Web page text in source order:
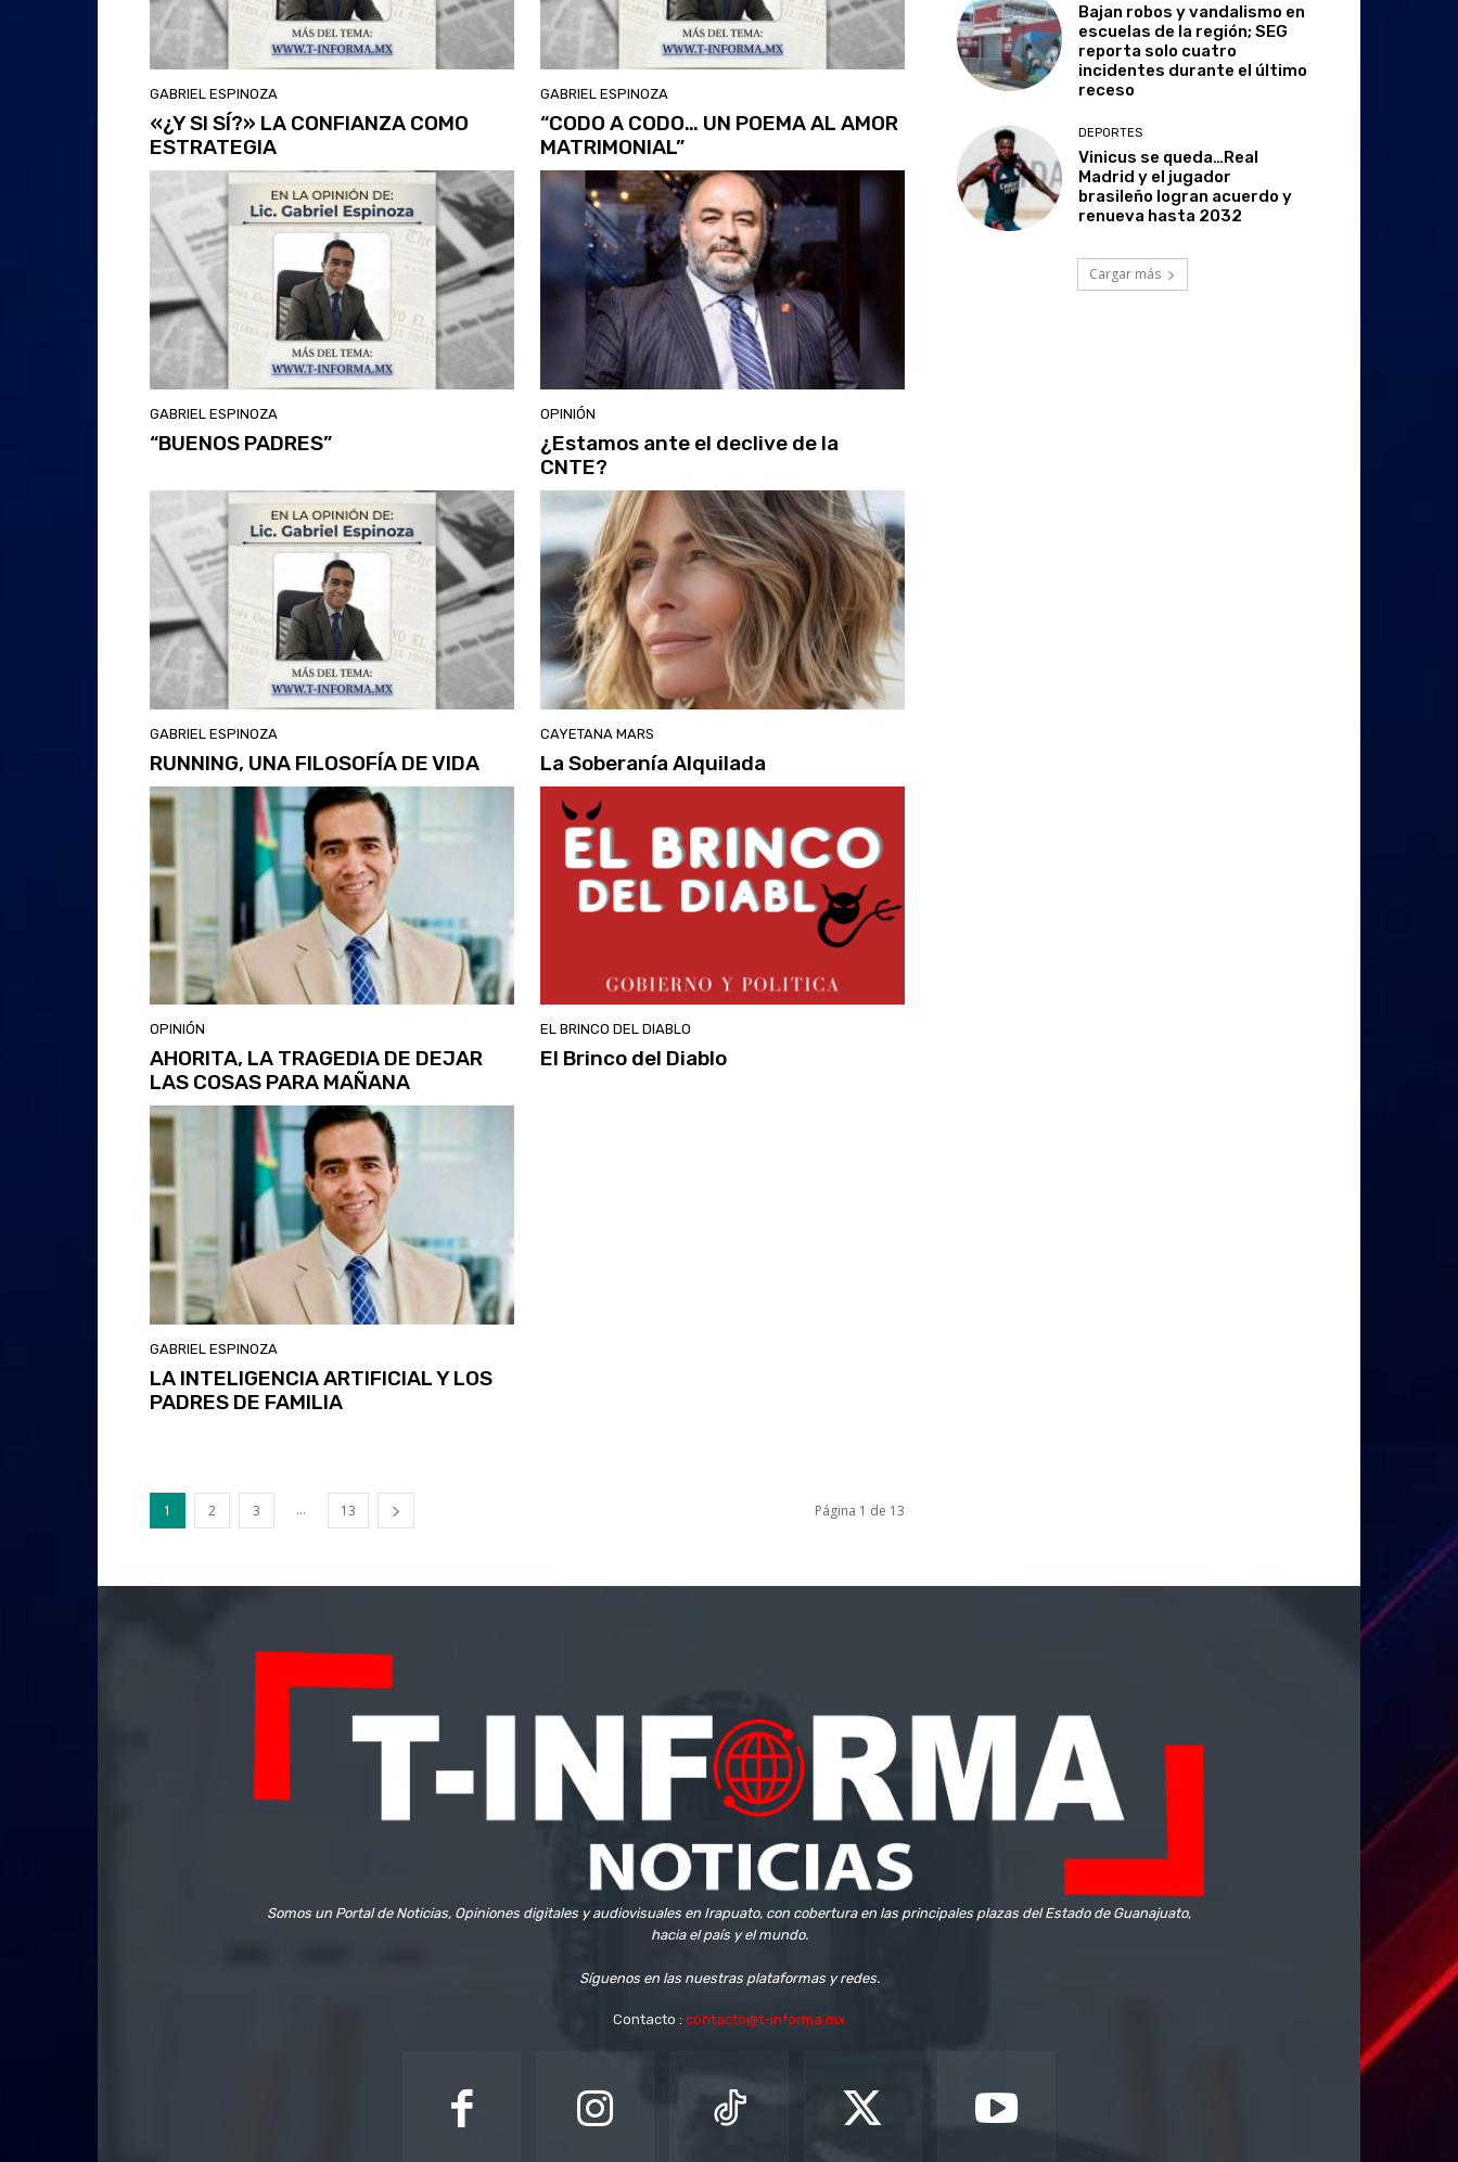
GABRIEL ESPINOZA
«¿Y SI SÍ?» LA CONFIANZA COMO
ESTRATEGIA
GABRIEL ESPINOZA
“CODO A CODO… UN POEMA AL AMOR
MATRIMONIAL”
GABRIEL ESPINOZA
“BUENOS PADRES”
OPINIÓN
¿Estamos ante el declive de la
CNTE?
GABRIEL ESPINOZA
RUNNING, UNA FILOSOFÍA DE VIDA
CAYETANA MARS
La Soberanía Alquilada
OPINIÓN
AHORITA, LA TRAGEDIA DE DEJAR
LAS COSAS PARA MAÑANA
EL BRINCO DEL DIABLO
El Brinco del Diablo
GABRIEL ESPINOZA
LA INTELIGENCIA ARTIFICIAL Y LOS
PADRES DE FAMILIA
1 2 3 ... 13 Página 1 de 13
Bajan robos y vandalismo en
escuelas de la región; SEG
reporta solo cuatro
incidentes durante el último
receso
DEPORTES
Vinicus se queda…Real
Madrid y el jugador
brasileño logran acuerdo y
renueva hasta 2032
Cargar más
Somos un Portal de Noticias, Opiniones digitales y audiovisuales en Irapuato, con cobertura en las principales plazas del Estado de Guanajuato,
hacia el país y el mundo.
Síguenos en las nuestras plataformas y redes.
Contacto : contacto@t-informa.mx